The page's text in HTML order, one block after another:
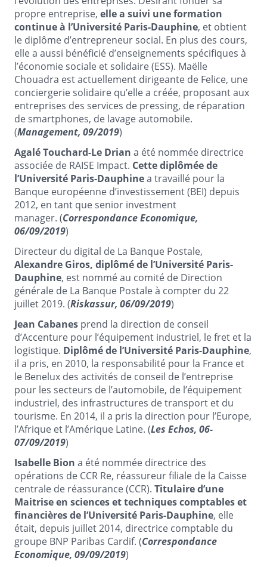
propre entreprise, elle a suivi une formation
continue à l’Université Paris-Dauphine, et obtient
le diplôme d’entrepreneur social. En plus des cours,
elle a aussi bénéficié d’enseignements spécifiques à
l’économie sociale et solidaire (ESS). Maëlle
Chouadra est actuellement dirigeante de Felice, une
conciergerie solidaire qu’elle a créée, proposant aux
entreprises des services de pressing, de réparation
de smartphones, de lavage automobile.
(Management, 09/2019)
Agalé Touchard-Le Drian a été nommée directrice
associée de RAISE Impact. Cette diplômée de
l’Université Paris-Dauphinea travaillé pour la
Banque européenne d’investissement (BEI) depuis
2012, en tant que senior investment
manager. (Correspondance Economique,
06/09/2019)
Directeur du digital de La Banque Postale,
Alexandre Giros, diplômé de l’Université Paris-
Dauphine, est nommé au comité de Direction
générale de La Banque Postale à compter du 22
juillet 2019. (Riskassur, 06/09/2019)
Jean Cabanes prend la direction de conseil
d’Accenture pour l’équipement industriel, le fret et la
logistique. Diplômé de l’Université Paris-Dauphine,
il a pris, en 2010, la responsabilité pour la France et
le Benelux des activités de conseil de l’entreprise
pour les secteurs de l’automobile, de l’équipement
industriel, des infrastructures de transport et du
tourisme. En 2014, il a pris la direction pour l’Europe,
l’Afrique et l’Amérique Latine. (Les Echos, 06-
07/09/2019)
Isabelle Bion a été nommée directrice des
opérations de CCR Re, réassureur filiale de la Caisse
centrale de réassurance (CCR). Titulaire d’une
Maitrise en sciences et techniques comptables et
financières de l’Université Paris-Dauphine, elle
était, depuis juillet 2014, directrice comptable du
groupe BNP Paribas Cardif. (Correspondance
Economique, 09/09/2019)